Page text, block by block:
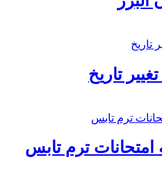
تاریخ
امتحانات ترم تابس